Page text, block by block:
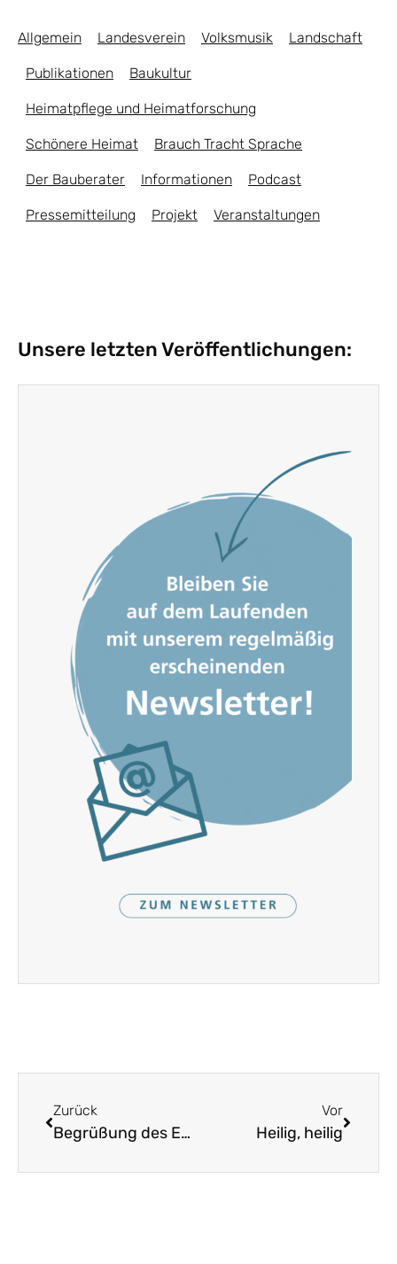
Allgemein Landesverein Volksmusik Landschaft
Publikationen Baukultur
Heimatpflege und Heimatforschung
Schönere Heimat Brauch Tracht Sprache
Der Bauberater Informationen Podcast
Pressemitteilung Projekt Veranstaltungen
Unsere letzten Veröffentlichungen:
Zurück
Begrüßung des Evangeliums – Halleluja
Vor
Heilig, heilig